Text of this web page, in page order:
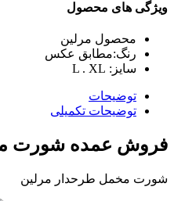
ویژگی های محصول
محصول مرلین
رنگ:مطابق عکس
سایز: L . XL
توضیحات
توضیحات تکمیلی
فروش عمده شورت
شورت مخمل طرحدار مرلین